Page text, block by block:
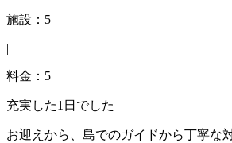
施設：5
|
料金：5
充実した1日でした
お迎えから、島でのガイドから丁寧な